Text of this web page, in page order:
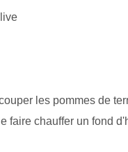
les pommes de
faire chauffer un fond